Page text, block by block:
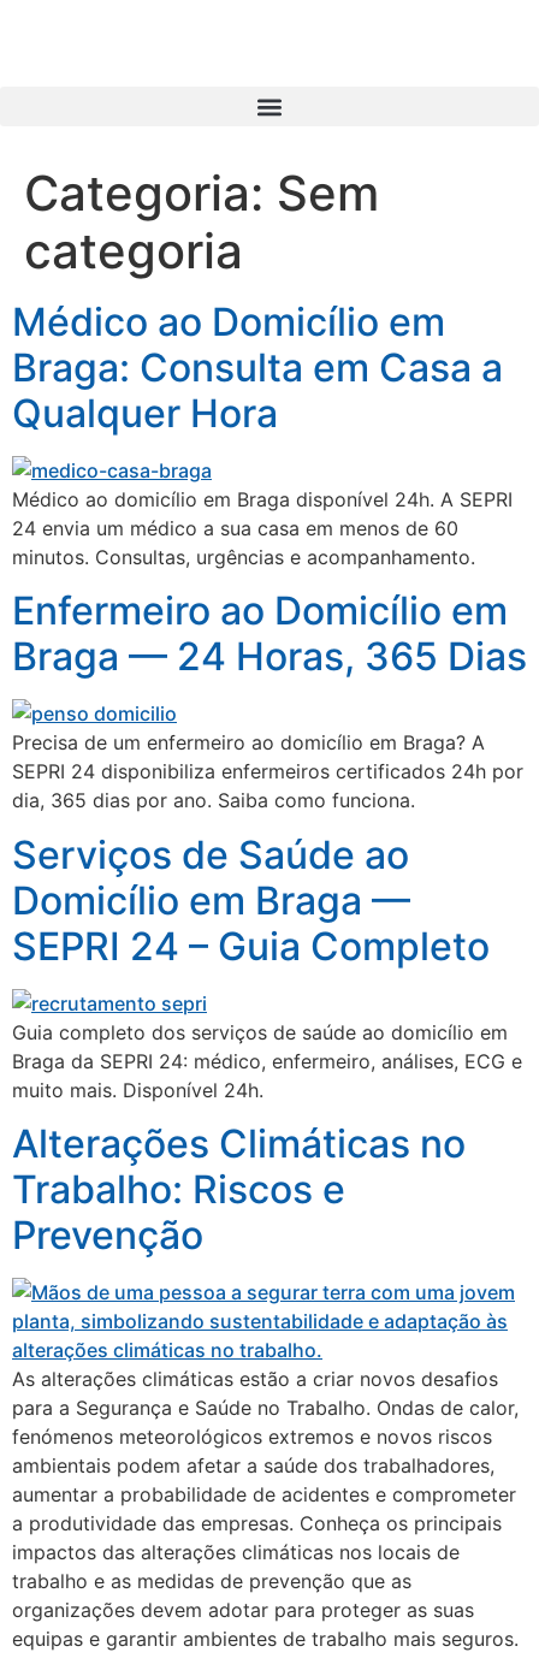
Categoria: Sem
categoria
Médico ao Domicílio em
Braga: Consulta em Casa a
Qualquer Hora
Médico ao domicílio em Braga disponível 24h. A SEPRI
24 envia um médico a sua casa em menos de 60
minutos. Consultas, urgências e acompanhamento.
Enfermeiro ao Domicílio em
Braga — 24 Horas, 365 Dias
Precisa de um enfermeiro ao domicílio em Braga? A
SEPRI 24 disponibiliza enfermeiros certificados 24h por
dia, 365 dias por ano. Saiba como funciona.
Serviços de Saúde ao
Domicílio em Braga —
SEPRI 24 – Guia Completo
Guia completo dos serviços de saúde ao domicílio em
Braga da SEPRI 24: médico, enfermeiro, análises, ECG e
muito mais. Disponível 24h.
Alterações Climáticas no
Trabalho: Riscos e
Prevenção
As alterações climáticas estão a criar novos desafios
para a Segurança e Saúde no Trabalho. Ondas de calor,
fenómenos meteorológicos extremos e novos riscos
ambientais podem afetar a saúde dos trabalhadores,
aumentar a probabilidade de acidentes e comprometer
a produtividade das empresas. Conheça os principais
impactos das alterações climáticas nos locais de
trabalho e as medidas de prevenção que as
organizações devem adotar para proteger as suas
equipas e garantir ambientes de trabalho mais seguros.